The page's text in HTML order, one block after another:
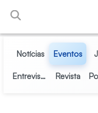
Pular para o Conteúdo
Notícias Eventos
Entrevistas Revista